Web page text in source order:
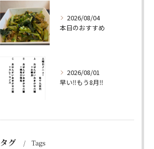
2026/08/04
本日のおすすめ
2026/08/01
早い‼️もう8月‼️
タグ Tags